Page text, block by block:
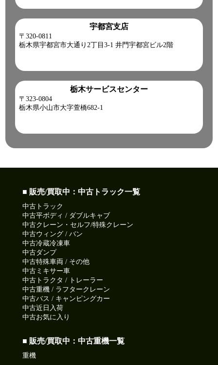
宇都宮支店
〒320-0811
栃木県宇都宮市大通り2丁目3-1 井門宇都宮ビル2階
栃木サービスセンター
〒323-0804
栃木県小山市大字萱橋682-1
■ 販売/買取中：中古トラック一覧
中古トラック
中古平ボディ / ダブルキャブ
中古クレーン・セルフ/特殊クレーン
中古ウィング / バン
中古冷蔵冷凍車
中古ダンプ
中古特殊車両 / その他
中古ミキサー車
中古トラクタ / トレーラー
中古重機 / ラフタークレーン
中古バス / キャンピングカー
中古近日入荷
中古お気に入り
■ 販売/買取中：中古重機一覧
重機